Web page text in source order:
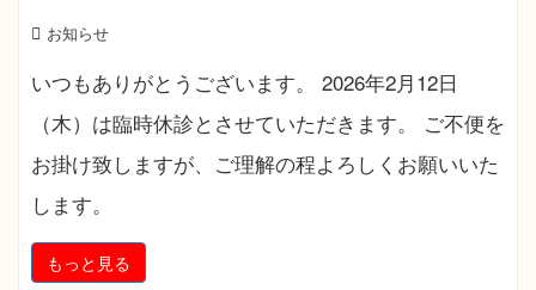
お知らせ
いつもありがとうございます。 2026年2月12日
（木）は臨時休診とさせていただきます。 ご不便を
お掛け致しますが、ご理解の程よろしくお願いいた
します。
もっと見る